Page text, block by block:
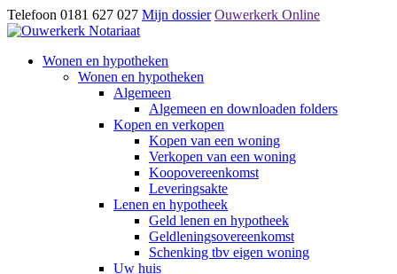
Telefoon 0181 627 027 Mijn dossier Ouwerkerk Online
Wonen en hypotheken
Wonen en hypotheken
Algemeen
Algemeen en downloaden folders
Kopen en verkopen
Kopen van een woning
Verkopen van een woning
Koopovereenkomst
Leveringsakte
Lenen en hypotheek
Geld lenen en hypotheek
Geldleningsovereenkomst
Schenking tbv eigen woning
Uw huis